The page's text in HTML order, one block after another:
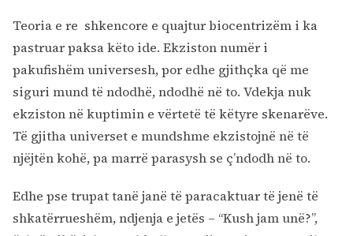
Teoria e re shkencore e quajtur biocentrizëm i ka
pastruar paksa këto ide. Ekziston numër i
pakufishëm universesh, por edhe gjithçka që me
siguri mund të ndodhë, ndodhë në to. Vdekja nuk
ekziston në kuptimin e vërtetë të këtyre skenarëve.
Të gjitha universet e mundshme ekzistojnë në të
njëjtën kohë, pa marrë parasysh se ç’ndodh në to.
Edhe pse trupat tanë janë të paracaktuar të jenë të
shkatërrueshëm, ndjenja e jetës – “Kush jam unë?”,